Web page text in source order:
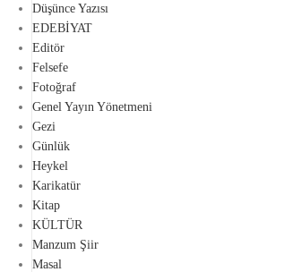
Düşünce Yazısı
EDEBİYAT
Editör
Felsefe
Fotoğraf
Genel Yayın Yönetmeni
Gezi
Günlük
Heykel
Karikatür
Kitap
KÜLTÜR
Manzum Şiir
Masal